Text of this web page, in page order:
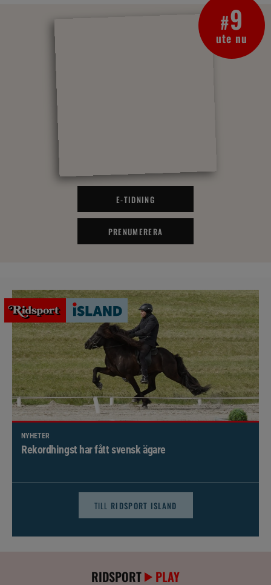
#9
ute nu
E-TIDNING
PRENUMERERA
NYHETER
Brett politiskt stöd för förändringar i djursjukvården –
TILL RIDSPORT ISLAND
RIDSPORT PLAY